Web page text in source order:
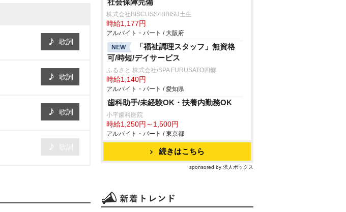
歌詞
歌詞
歌詞
社会保障完備
株式会社BISCUSS/HIBISU土生
時給1,177円
アルバイト・パート / 大阪府
NEW
「福祉調理スタッフ」無資格
可/時短/デイサービス
ふるさと 株式会社/SPA FURUSATO四郷
時給1,140円
アルバイト・パート / 愛知県
歯科助手/未経験OK・扶養内勤務OK
小平歯科医院
時給1,250円～1,500円
アルバイト・パート / 東京都
続きはこちら
sponsored by 求人ボックス